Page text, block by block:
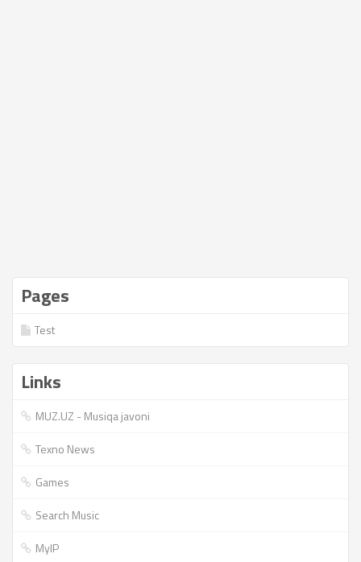
Pages
Test
Links
MUZ.UZ - Musiqa javoni
Texno News
Games
Search Music
MyIP